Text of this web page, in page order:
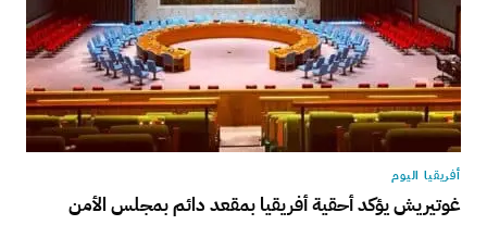
أفريقيا اليوم
غوتيريش يؤكد أحقية أفريقيا بمقعد دائم بمجلس الأمن